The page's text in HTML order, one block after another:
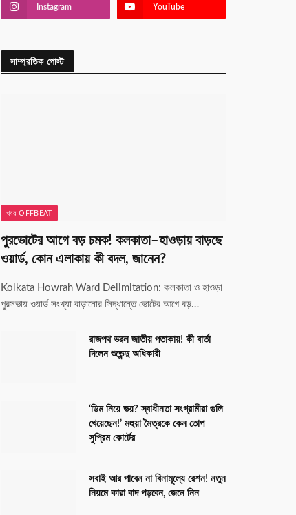
Instagram YouTube
সাম্প্রতিক পোস্ট
খবর-OFFBEAT
পুরভোটের আগে বড় চমক! কলকাতা–হাওড়ায় বাড়ছে
ওয়ার্ড, কোন এলাকায় কী বদল, জানেন?
Kolkata Howrah Ward Delimitation: কলকাতা ও হাওড়া
পুরসভায় ওয়ার্ড সংখ্যা বাড়ানোর সিদ্ধান্তে ভোটের আগে বড়…
রাজপথ ভরল জাতীয় পতাকায়! কী বার্তা
দিলেন শুভেন্দু অধিকারী
‘ডিম নিয়ে ভয়? স্বাধীনতা সংগ্রামীরা গুলি
খেয়েছেন!’ মহুয়া মৈত্রকে কেন তোপ
সুপ্রিম কোর্টের
সবাই আর পাবেন না বিনামূল্যে রেশন! নতুন
নিয়মে কারা বাদ পড়বেন, জেনে নিন